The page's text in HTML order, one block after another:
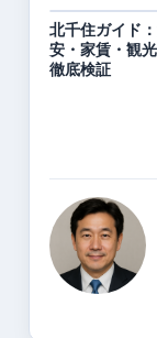
北千住ガイド
安・家賃・観
徹底検証